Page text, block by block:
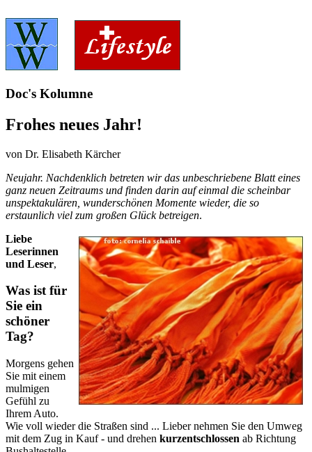
Doc's Kolumne
Frohes neues Jahr!
von Dr. Elisabeth Kärcher
Neujahr. Nachdenklich betreten wir das unbeschriebene Blatt eines
ganz neuen Zeitraums und finden darin auf einmal die scheinbar
unspektakulären, wunderschönen Momente wieder, die so
erstaunlich viel zum großen Glück betreigen.
Liebe
Leserinnen
und Leser,
Was ist für
Sie ein
schöner
Tag?
Morgens gehen
Sie mit einem
mulmigen
Gefühl zu
Ihrem Auto.
Wie voll wieder die Straßen sind ... Lieber nehmen Sie den Umweg
mit dem Zug in Kauf - und drehen kurzentschlossen ab Richtung